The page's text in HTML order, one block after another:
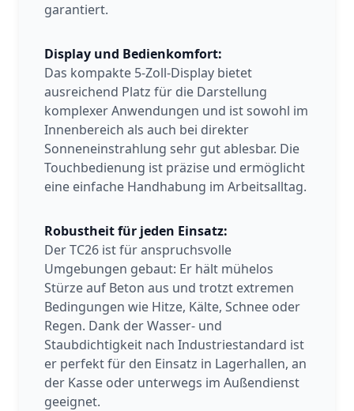
garantiert.
Display und Bedienkomfort:
Das kompakte 5-Zoll-Display bietet
ausreichend Platz für die Darstellung
komplexer Anwendungen und ist sowohl im
Innenbereich als auch bei direkter
Sonneneinstrahlung sehr gut ablesbar. Die
Touchbedienung ist präzise und ermöglicht
eine einfache Handhabung im Arbeitsalltag.
Robustheit für jeden Einsatz:
Der TC26 ist für anspruchsvolle
Umgebungen gebaut: Er hält mühelos
Stürze auf Beton aus und trotzt extremen
Bedingungen wie Hitze, Kälte, Schnee oder
Regen. Dank der Wasser- und
Staubdichtigkeit nach Industriestandard ist
er perfekt für den Einsatz in Lagerhallen, an
der Kasse oder unterwegs im Außendienst
geeignet.